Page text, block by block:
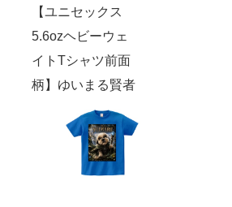
【ユニセックス
5.6ozヘビーウェ
イトTシャツ前面
柄】ゆいまる賢者